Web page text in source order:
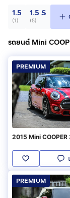
1.5
(1)
1.5 S
(5)
PREMIUM
2015 Mini COOPER
PREMIUM